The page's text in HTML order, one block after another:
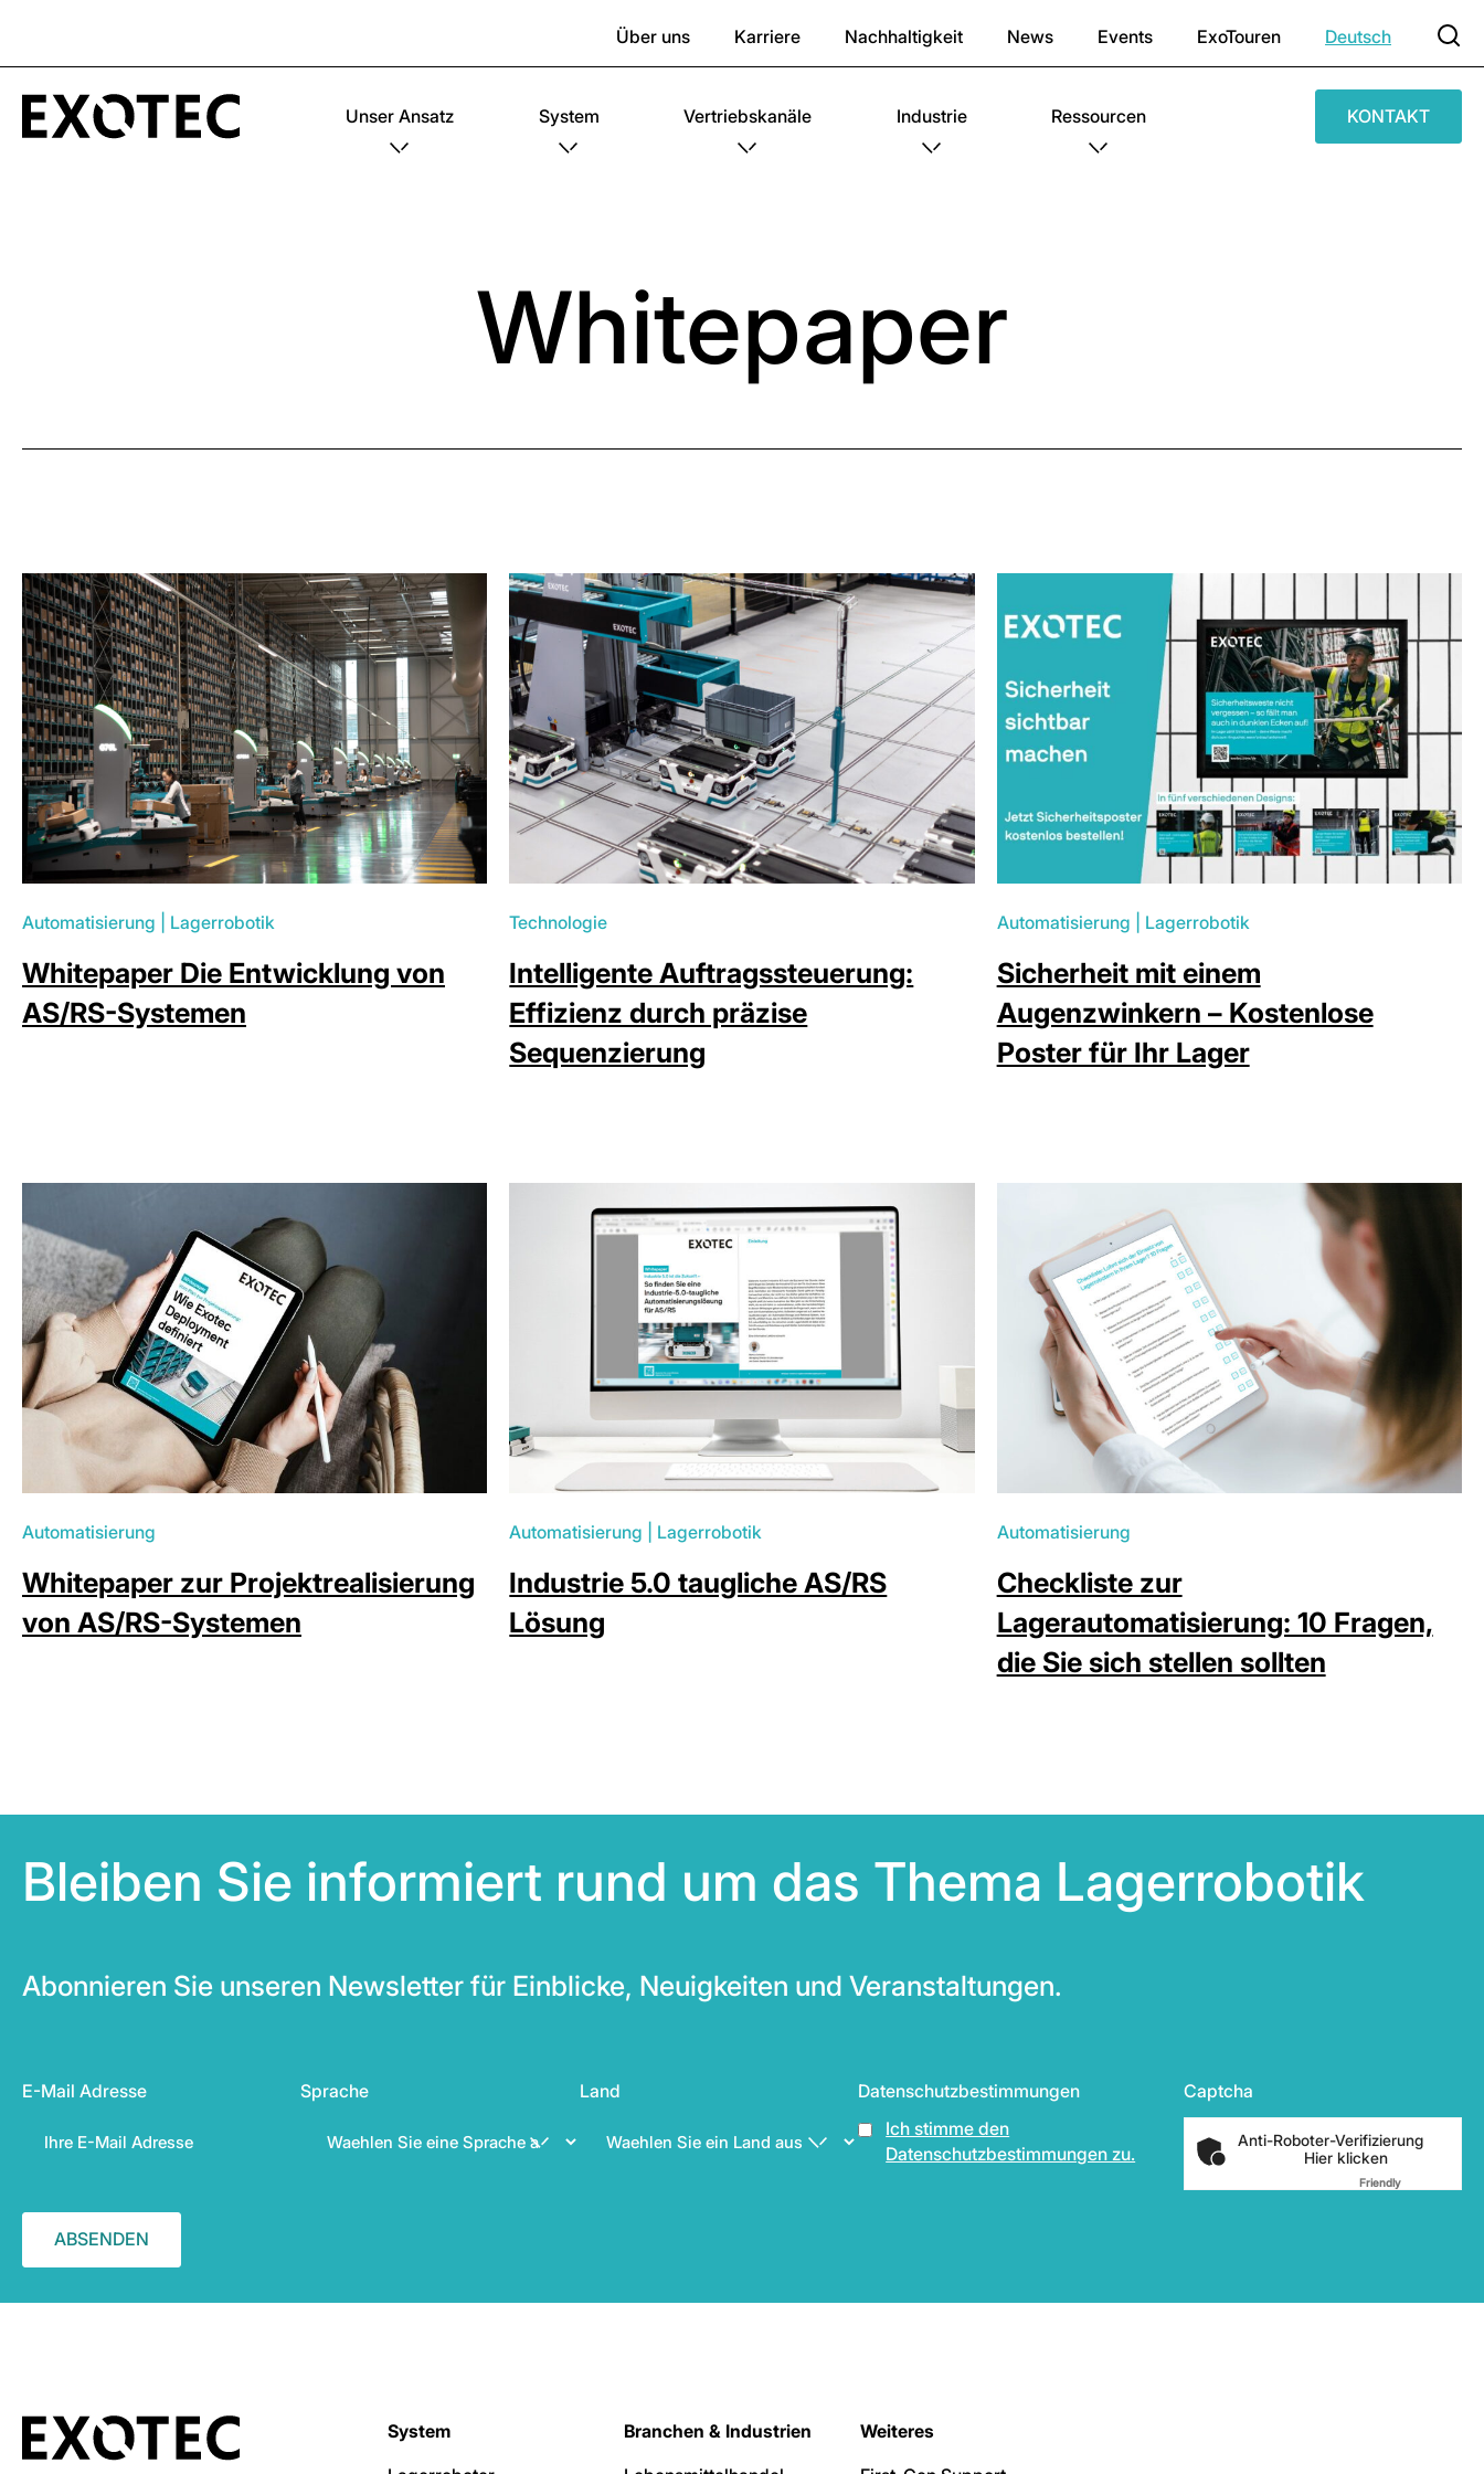
Über uns Karriere Nachhaltigkeit News Events ExoTouren Deutsch
Unser Ansatz System Vertriebskanäle Industrie Ressourcen KONTAKT
Whitepaper
Automatisierung Lagerrobotik
Whitepaper Die Entwicklung von
AS/RS-Systemen
Technologie
Intelligente Auftragssteuerung:
Effizienz durch präzise
Sequenzierung
Automatisierung Lagerrobotik
Sicherheit mit einem
Augenzwinkern – Kostenlose
Poster für Ihr Lager
Automatisierung
Whitepaper zur Projektrealisierung
von AS/RS-Systemen
Automatisierung Lagerrobotik
Industrie 5.0 taugliche AS/RS
Lösung
Automatisierung
Checkliste zur
Lagerautomatisierung: 10 Fragen,
die Sie sich stellen sollten
Bleiben Sie informiert rund um das Thema Lagerrobotik
Abonnieren Sie unseren Newsletter für Einblicke, Neuigkeiten und Veranstaltungen.
E-Mail Adresse Sprache Land
Datenschutzbestimmungen
Ich stimme den
Datenschutzbestimmungen zu.
Captcha
Anti-Roboter-Verifizierung
Hier klicken
FriendlyCaptcha ⇗
System
Branchen & Industrien
Weiteres